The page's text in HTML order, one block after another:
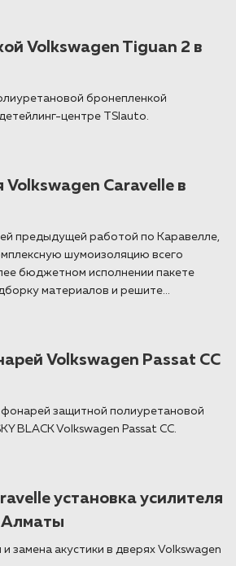
Volkswagen Tiguan 2 в
бронепленкой
центре TSIauto.
Caravelle в
предыдущей работой по Каравелле,
шумоизоляцию всего
бюджетном исполнении пакете
материалов и решите...
Volkswagen Passat CC
защитной полиуретановой
BLACK Volkswagen Passat CC.
установка усилителя
Алматы
замена акустики в дверях Volkswagen